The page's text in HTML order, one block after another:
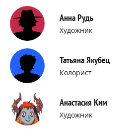
Анна Рудь
Художник
Татьяна Якубец
Колорист
Анастасия Ким
Художник